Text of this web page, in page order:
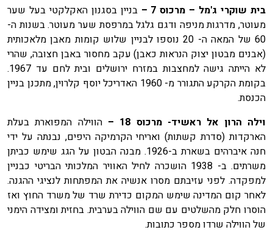
בית שוקרי ג'מל – מרכוס 7 –
בניין בסגנון האקלקטי בעל שער
מעוטר, מדרגות מניפה ודגם גלגל במרפסת שער מעוטר. בשנות ה-
60 של המאה ה- 20 נוספו לבניין שלוש קומות מאבן מלאכותית
(אבנים מבטון יצוק הנראות כאבן) עקב מחסור באבן חצובה, שהרי
לא הייתה גישה למחצבות במזרח ירושלים ובית לחם עד 1967.
בקומת הקרקע התגורר מ- 1960 האדריכל יוסף קלרוין, מתכנן בניין
הכנסת.
וילה הרון אל ראשיד- מרכוס 18 –
הווילה המפוארת בעלת
הארקדות (סדרת קשתות) ואריחי הקרמיקה היפים, נבנתה על ידי
חנה איברהים בשארת ב-1926. מבנה הבטון על הגג שימש כביתן
משרתים. ב- 1938 הושכרה לחיל האוויר המלכותי הבריטי כבניין
למפקדה. לפני עזיבתם מסרו אנשיה את המפתחות לנציגי ההגנה.
לאחר קום המדינה שימש המקום כדירת שרד של משרד החוץ ואז
הוסרו חלק מהשלטים עם שם הווילה בערבית. בחזית ומצידה הימני
של הווילה שרדו מספר כתובות.